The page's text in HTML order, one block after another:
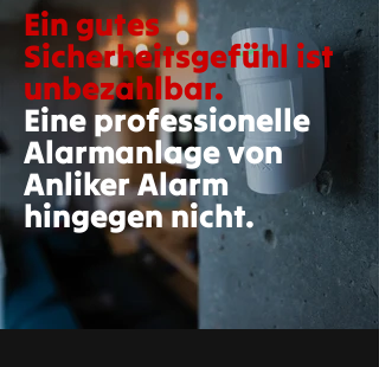
Ein gutes
Sicherheitsgefühl ist
unbezahlbar.
Eine professionelle
Alarmanlage von
Anliker Alarm
hingegen nicht.